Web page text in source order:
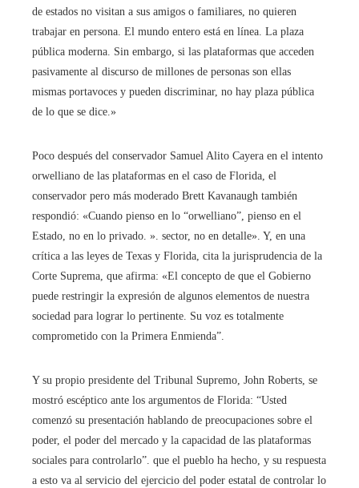
de estados no visitan a sus amigos o familiares, no quieren
trabajar en persona. El mundo entero está en línea. La plaza
pública moderna. Sin embargo, si las plataformas que acceden
pasivamente al discurso de millones de personas son ellas
mismas portavoces y pueden discriminar, no hay plaza pública
de lo que se dice.»
Poco después del conservador Samuel Alito Cayera en el intento
orwelliano de las plataformas en el caso de Florida, el
conservador pero más moderado Brett Kavanaugh también
respondió: «Cuando pienso en lo “orwelliano”, pienso en el
Estado, no en lo privado. ». sector, no en detalle». Y, en una
crítica a las leyes de Texas y Florida, cita la jurisprudencia de la
Corte Suprema, que afirma: «El concepto de que el Gobierno
puede restringir la expresión de algunos elementos de nuestra
sociedad para lograr lo pertinente. Su voz es totalmente
comprometido con la Primera Enmienda”.
Y su propio presidente del Tribunal Supremo, John Roberts, se
mostró escéptico ante los argumentos de Florida: “Usted
comenzó su presentación hablando de preocupaciones sobre el
poder, el poder del mercado y la capacidad de las plataformas
sociales para controlarlo”. que el pueblo ha hecho, y su respuesta
a esto va al servicio del ejercicio del poder estatal de controlar lo